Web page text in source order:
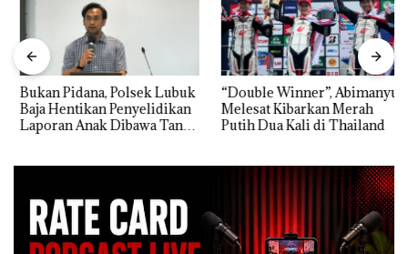
Bukan Pidana, Polsek Lubuk
Baja Hentikan Penyelidikan
Laporan Anak Dibawa Tanpa
“Double Winner”, Abimanyu
Melesat Kibarkan Merah
Putih Dua Kali di Thailand